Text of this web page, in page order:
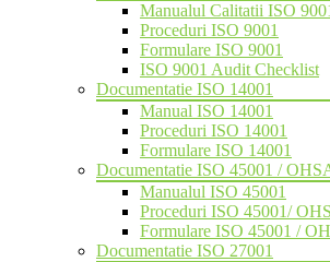
Manualul Calitatii ISO
Proceduri ISO 9001
Formulare ISO 9001
ISO 9001 Audit Checklist
Documentatie ISO 14001
Manual ISO 14001
Proceduri ISO 14001
Formulare ISO 14001
Documentatie ISO 45001 /
Manualul ISO 45001
Proceduri ISO 45001/
Formulare ISO 45001 /
Documentatie ISO 27001